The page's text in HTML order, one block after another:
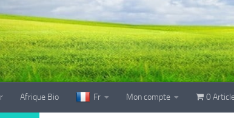
Afrique Bio Fr Mon compte 0